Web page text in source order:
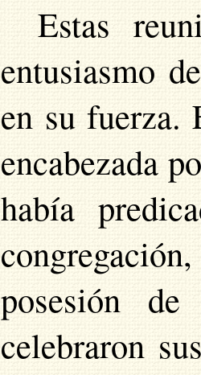
Estas
entusiasmo
en su fuerza.
encabezada
había
posesión
celebraron